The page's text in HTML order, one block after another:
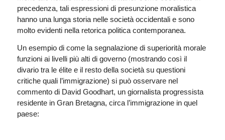
precedenza, tali espressioni di presunzione moralistica
hanno una lunga storia nelle società occidentali e sono
molto evidenti nella retorica politica contemporanea.
Un esempio di come la segnalazione di superiorità morale
funzioni ai livelli più alti di governo (mostrando così il
divario tra le élite e il resto della società su questioni
critiche quali l’immigrazione) si può osservare nel
commento di David Goodhart, un giornalista progressista
residente in Gran Bretagna, circa l’immigrazione in quel
paese: